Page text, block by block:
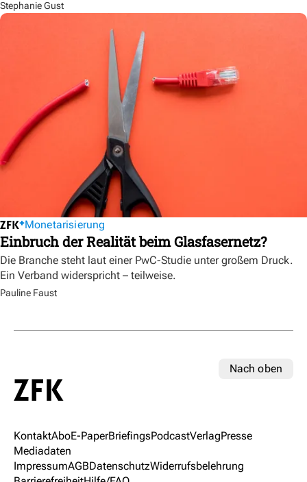
Stephanie Gust
Monetarisierung
Einbruch der Realität beim Glasfasernetz?
Die Branche steht laut einer PwC-Studie unter großem Druck.
Ein Verband widerspricht – teilweise.
Pauline Faust
Nach oben
KontaktAboE-PaperBriefingsPodcastVerlagPresse
Mediadaten
ImpressumAGBDatenschutzWiderrufsbelehrung